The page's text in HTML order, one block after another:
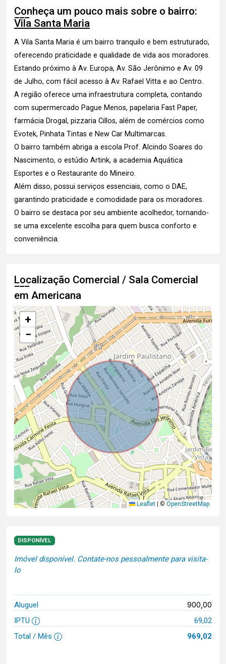
Conheça um pouco mais sobre o bairro:
Vila Santa Maria
A Vila Santa Maria é um bairro tranquilo e bem estruturado,
oferecendo praticidade e qualidade de vida aos moradores.
Estando próximo à Av. Europa, Av. São Jerônimo e Av. 09
de Julho, com fácil acesso à Av. Rafael Vitta e ao Centro.
A região oferece uma infraestrutura completa, contando
com supermercado Pague Menos, papelaria Fast Paper,
farmácia Drogal, pizzaria Cillos, além de comércios como
Evotek, Pinhata Tintas e New Car Multimarcas.
O bairro também abriga a escola Prof. Alcindo Soares do
Nascimento, o estúdio Artink, a academia Aquática
Esportes e o Restaurante do Mineiro.
Além disso, possui serviços essenciais, como o DAE,
garantindo praticidade e comodidade para os moradores.
O bairro se destaca por seu ambiente acolhedor, tornando-
se uma excelente escolha para quem busca conforto e
conveniência.
Localização Comercial / Sala Comercial
em Americana
+
−
Leaflet ©OpenStreetMap
DISPONÍVEL
Imóvel disponível. Contate-nos pessoalmente para visita-
lo
Aluguel 900,00
IPTU
69,02
Total / Mês
969,02